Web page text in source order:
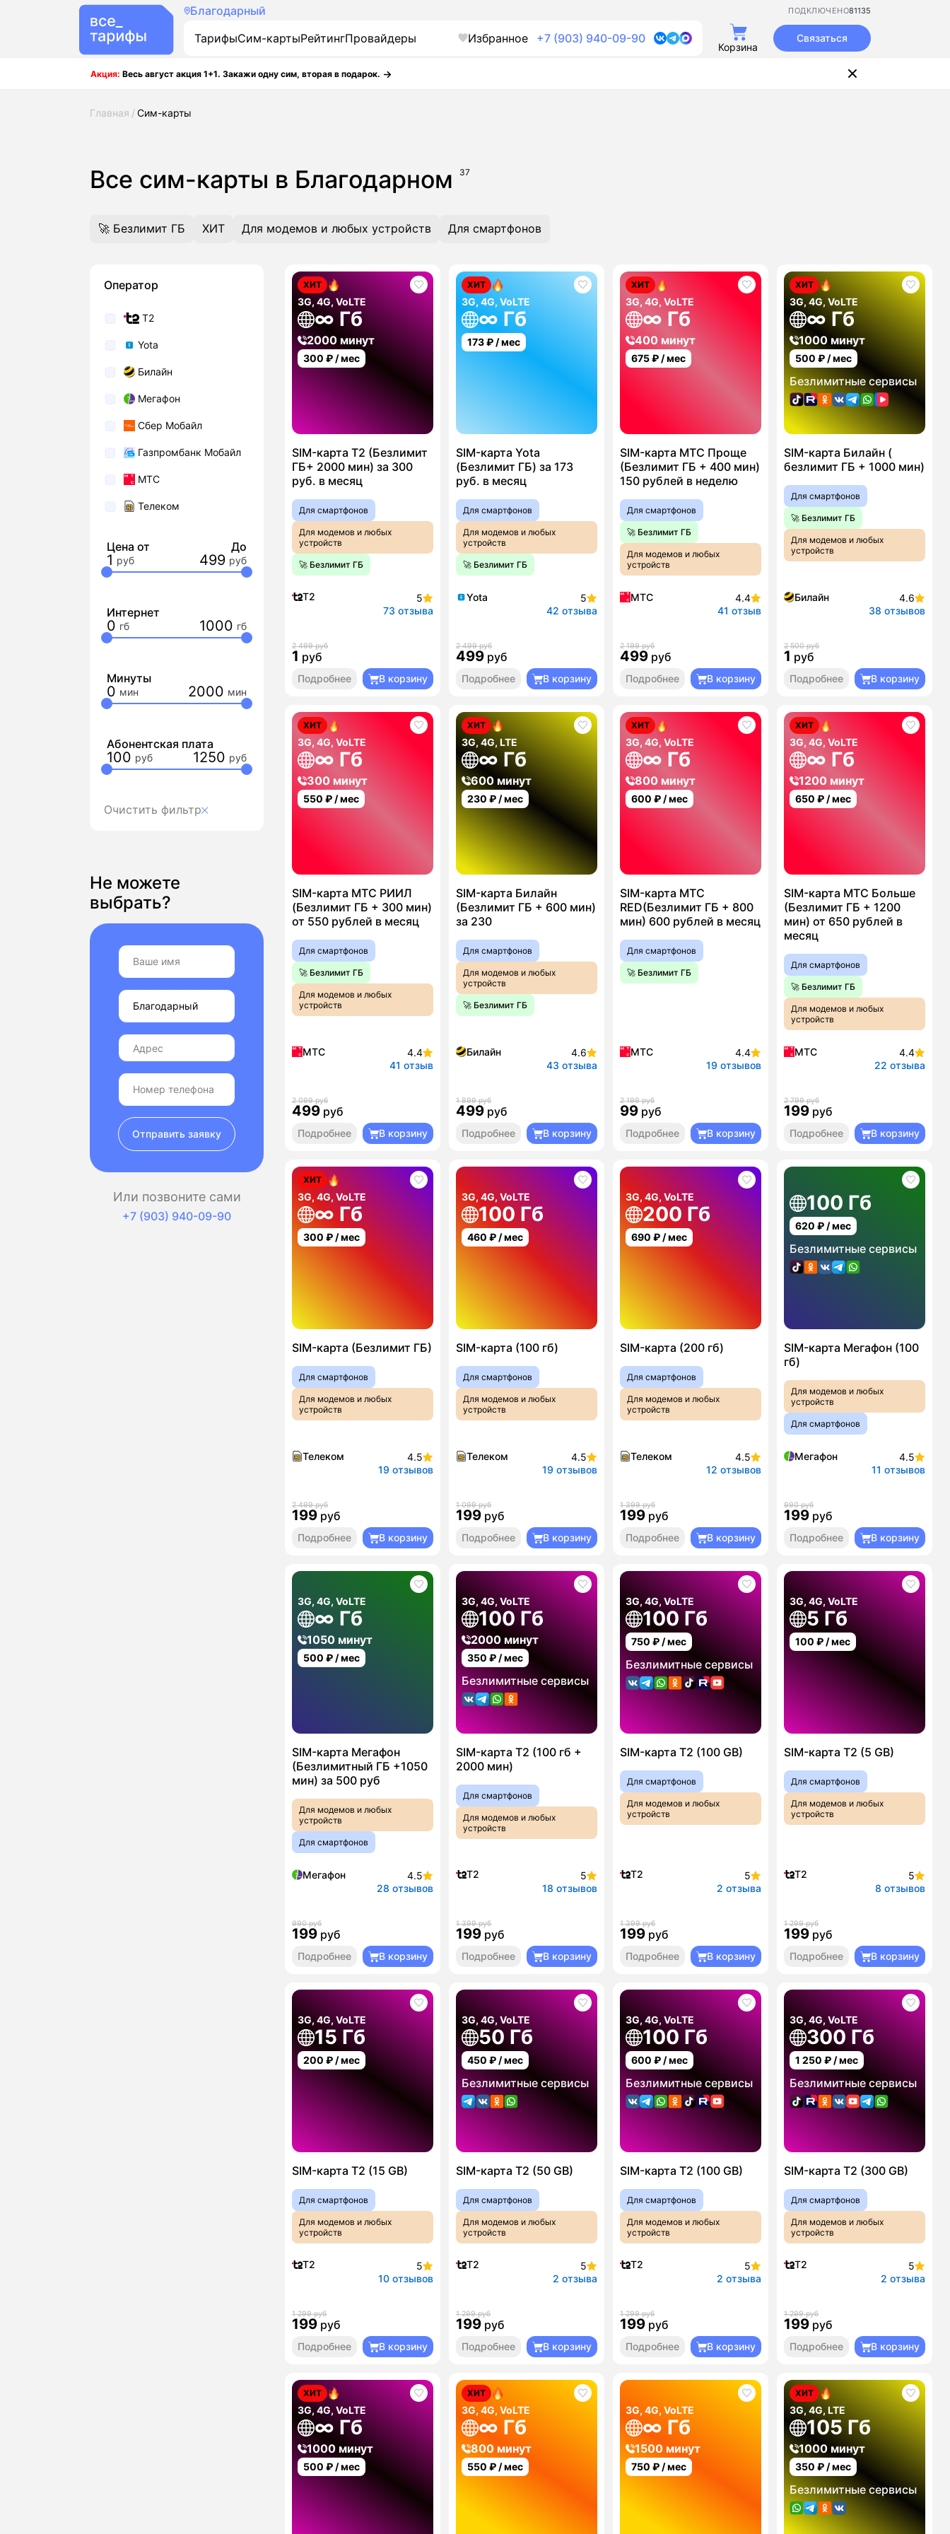
Благодарный 81135
ПОДКЛЮЧЕНО
ТарифыСим-картыРейтингПровайдеры Избранное +7 (903) 940-09-90
Корзина
Связаться
Акция: Весь август акция 1+1. Закажи одну сим, вторая в подарок.
Главная Сим-карты
Все сим-карты в Благодарном 37
🚀 Безлимит ГБ ХИТ Для модемов и любых устройств Для смартфонов
Оператор
T2
Yota
Билайн
Мегафон
Сбер Мобайл
Газпромбанк Мобайл
МТС
Телеком
Цена от До
1 499
Интернет
0 1000
Минуты
0 2000
Абонентская плата
100 1250
Очистить фильтр
ХИТ
3G, 4G, VoLTE
∞ Гб
2000 минут
300 ₽ / мес
SIM-карта T2 (Безлимит
ГБ+ 2000 мин) за 300
руб. в месяц
Для смартфонов
Для модемов и любых
устройств
🚀 Безлимит ГБ
T2
5
73 отзыва
2 499 руб
1 руб
Подробнее В корзину
ХИТ
3G, 4G, VoLTE
∞ Гб
173₽ / мес
SIM-карта Yota
(Безлимит ГБ) за 173
руб. в месяц
Для смартфонов
Для модемов и любых
устройств
🚀 Безлимит ГБ
Yota
5
42 отзыва
2 499 руб
499 руб
Подробнее В корзину
ХИТ
3G, 4G, VoLTE
∞ Гб
400 минут
675₽ / мес
SIM-карта МТС Проще
(Безлимит ГБ + 400 мин)
150 рублей в неделю
Для смартфонов
🚀 Безлимит ГБ
Для модемов и любых
устройств
МТС
4.4
41 отзыв
2 199 руб
499 руб
Подробнее В корзину
ХИТ
3G, 4G, VoLTE
∞ Гб
1000 минут
500 ₽ / мес
Безлимитные сервисы
SIM-карта Билайн (
безлимит ГБ + 1000 мин)
Для смартфонов
🚀 Безлимит ГБ
Для модемов и любых
устройств
Билайн
4.6
38 отзывов
2 500 руб
1 руб
Подробнее В корзину
ХИТ
3G, 4G, VoLTE
∞ Гб
300 минут
550 ₽ / мес
SIM-карта МТС РИИЛ
(Безлимит ГБ + 300 мин)
от 550 рублей в месяц
Для смартфонов
🚀 Безлимит ГБ
Для модемов и любых
устройств
МТС
4.4
41 отзыв
2 099 руб
499 руб
Подробнее В корзину
ХИТ
3G, 4G, LTE
∞ Гб
600 минут
230 ₽ / мес
SIM-карта Билайн
(Безлимит ГБ + 600 мин)
за 230
Для смартфонов
Для модемов и любых
устройств
🚀 Безлимит ГБ
Билайн
4.6
43 отзыва
1 899 руб
499 руб
Подробнее В корзину
ХИТ
3G, 4G, VoLTE
∞ Гб
800 минут
600 ₽ / мес
SIM-карта МТС
RED(Безлимит ГБ + 800
мин) 600 рублей в месяц
Для смартфонов
🚀 Безлимит ГБ
МТС
4.4
19 отзывов
2 199 руб
99 руб
Подробнее В корзину
ХИТ
3G, 4G, VoLTE
∞ Гб
1200 минут
650 ₽ / мес
SIM-карта МТС Больше
(Безлимит ГБ + 1200
мин) от 650 рублей в
месяц
Для смартфонов
🚀 Безлимит ГБ
Для модемов и любых
устройств
МТС
4.4
22 отзыва
2 799 руб
199 руб
Подробнее В корзину
ХИТ
3G, 4G, VoLTE
∞ Гб
300 ₽ / мес
SIM-карта (Безлимит ГБ)
Для смартфонов
Для модемов и любых
устройств
Телеком
4.5
19 отзывов
2 499 руб
199 руб
Подробнее В корзину
3G, 4G, VoLTE
100 Гб
460 ₽ / мес
SIM-карта (100 гб)
Для смартфонов
Для модемов и любых
устройств
Телеком
4.5
19 отзывов
1 099 руб
199 руб
Подробнее В корзину
3G, 4G, VoLTE
200 Гб
690 ₽ / мес
SIM-карта (200 гб)
Для смартфонов
Для модемов и любых
устройств
Телеком
4.5
12 отзывов
1 399 руб
199 руб
Подробнее В корзину
100 Гб
620 ₽ / мес
Безлимитные сервисы
SIM-карта Мегафон (100
гб)
Для модемов и любых
устройств
Для смартфонов
Мегафон
4.5
11 отзывов
990 руб
199 руб
Подробнее В корзину
3G, 4G, VoLTE
∞ Гб
1050 минут
500 ₽ / мес
SIM-карта Мегафон
(Безлимитный ГБ +1050
мин) за 500 руб
Для модемов и любых
устройств
Для смартфонов
Мегафон
4.5
28 отзывов
990 руб
199 руб
Подробнее В корзину
3G, 4G, VoLTE
100 Гб
2000 минут
350 ₽ / мес
Безлимитные сервисы
SIM-карта T2 (100 гб +
2000 мин)
Для смартфонов
Для модемов и любых
устройств
T2
5
18 отзывов
1 399 руб
199 руб
Подробнее В корзину
3G, 4G, VoLTE
100 Гб
750 ₽ / мес
Безлимитные сервисы
SIM-карта T2 (100 GB)
Для смартфонов
Для модемов и любых
устройств
T2
5
2 отзыва
1 399 руб
199 руб
Подробнее В корзину
3G, 4G, VoLTE
5 Гб
100 ₽ / мес
SIM-карта T2 (5 GB)
Для смартфонов
Для модемов и любых
устройств
T2
5
8 отзывов
1 299 руб
199 руб
Подробнее В корзину
3G, 4G, VoLTE
15 Гб
200 ₽ / мес
SIM-карта T2 (15 GB)
Для смартфонов
Для модемов и любых
устройств
T2
5
10 отзывов
1 299 руб
199 руб
Подробнее В корзину
3G, 4G, VoLTE
50 Гб
450 ₽ / мес
Безлимитные сервисы
SIM-карта T2 (50 GB)
Для смартфонов
Для модемов и любых
устройств
T2
5
2 отзыва
1 299 руб
199 руб
Подробнее В корзину
3G, 4G, VoLTE
100 Гб
600 ₽ / мес
Безлимитные сервисы
SIM-карта T2 (100 GB)
Для смартфонов
Для модемов и любых
устройств
T2
5
2 отзыва
1 299 руб
199 руб
Подробнее В корзину
3G, 4G, VoLTE
300 Гб
1 250 ₽ / мес
Безлимитные сервисы
SIM-карта T2 (300 GB)
Для смартфонов
Для модемов и любых
устройств
T2
5
2 отзыва
1 299 руб
199 руб
Подробнее В корзину
ХИТ
3G, 4G, VoLTE
∞ Гб
1000 минут
500 ₽ / мес
ХИТ
3G, 4G, VoLTE
∞ Гб
800 минут
550 ₽ / мес
3G, 4G, VoLTE
∞ Гб
1500 минут
750 ₽ / мес
ХИТ
3G, 4G, LTE
105 Гб
1000 минут
350 ₽ / мес
Безлимитные сервисы
Не можете
выбрать?
Отправить заявку
Или позвоните сами
+7 (903) 940-09-90